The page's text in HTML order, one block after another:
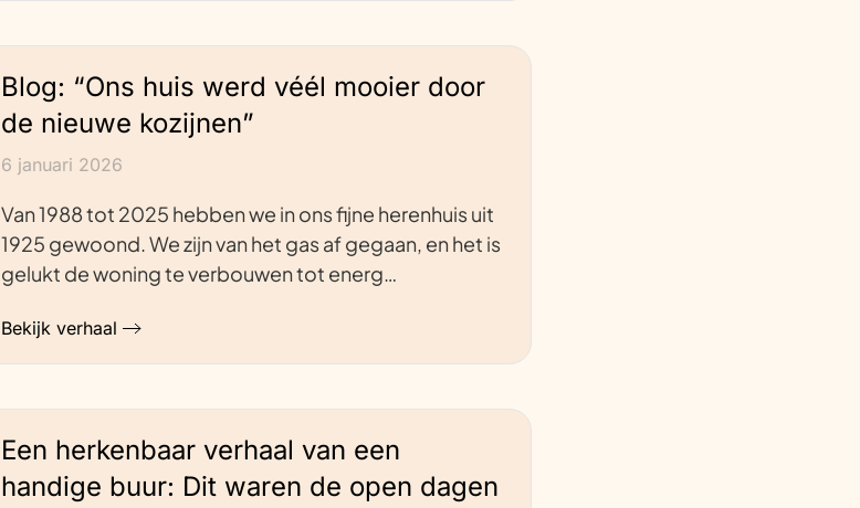
Blog: “Ons huis werd véél mooier door
de nieuwe kozijnen”
6 januari 2026
Van 1988 tot 2025 hebben we in ons fijne herenhuis uit
1925 gewoond. We zijn van het gas af gegaan, en het is
gelukt de woning te verbouwen tot energ…
Bekijk verhaal
Een herkenbaar verhaal van een
handige buur: Dit waren de open dagen